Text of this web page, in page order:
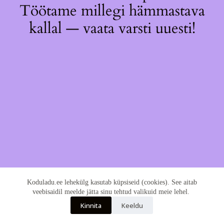
Koduladu.ee lehekülg kasutab küpsiseid (cookies). See aitab
veebisaidil meelde jätta sinu tehtud valikuid meie lehel.
Kinnita Keeldu
Töötame millegi hämmastava
kallal — vaata varsti uuesti!